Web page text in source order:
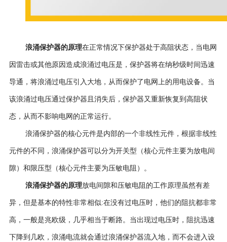
浪涌保护器的原理在正常情况下保护器处于高阻状态，当电网
因雷击或其他原因造成浪涌过电压是，保护器将在纳秒级时间迅速
导通，将浪涌过电压引入大地，从而保护了电网上的用电设备。当
该浪涌过电压通过保护器且消失后，保护器又重新恢复到高阻状
态，从而不影响电网的正常运行。
浪涌保护器的核心元件是内部的一个非线性元件，根据非线性
元件的不同，浪涌保护器可以分为开关型（核心元件主要为放电间
隙）和限压型（核心元件主要为压敏电阻）。
浪涌保护器的原理放电间隙和压敏电阻的工作原理虽然有差
异，但是基本的特性非常相似:在没有过电压时，他们的阻抗都非常
高，一般是兆欧级，几乎相当于断路。当出现过电压时，阻抗迅速
下降到几欧，浪涌电流就会通过浪涌保护器流入地，而不会进入设